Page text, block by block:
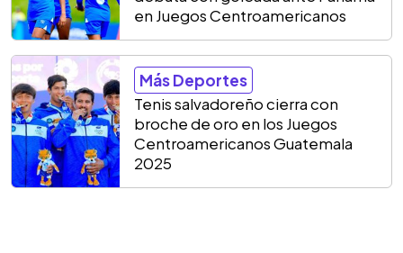
en Juegos Centroamericanos
Más Deportes
Tenis salvadoreño cierra con
broche de oro en los Juegos
Centroamericanos Guatemala
2025